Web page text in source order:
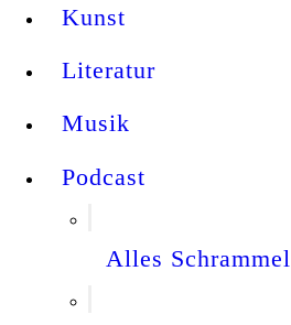
Kunst
Literatur
Musik
Podcast
Alles Schrammel